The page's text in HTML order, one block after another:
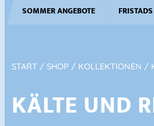
SOMMER ANGEBOTE FRISTADS
START / SHOP / KOLLEKTIONEN /
KÄLTE UND